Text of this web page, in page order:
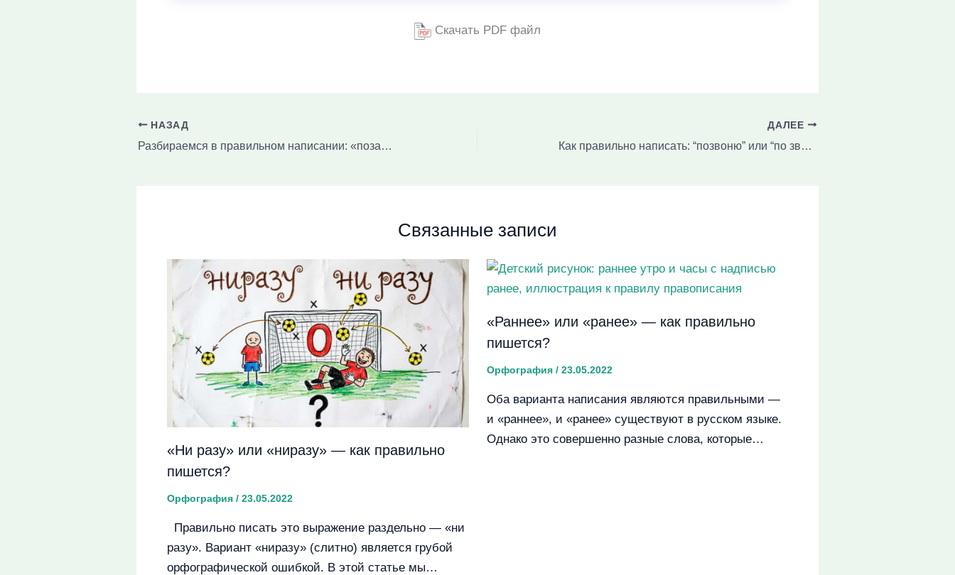
Скачать PDF файл
НАЗАД
Разбираемся в правильном написании: «позавчера» или «поза вчера»?
ДАЛЕЕ
Как правильно написать: “позвоню” или “по звоню”?
Связанные записи
«Ни разу» или «ниразу» — как правильно
пишется?
Орфография/ 23.05.2022
Правильно писать это выражение раздельно — «ни
разу». Вариант «ниразу» (слитно) является грубой
орфографической ошибкой. В этой статье мы…
«Раннее» или «ранее» — как правильно
пишется?
Орфография/ 23.05.2022
Оба варианта написания являются правильными —
и «раннее», и «ранее» существуют в русском языке.
Однако это совершенно разные слова, которые…